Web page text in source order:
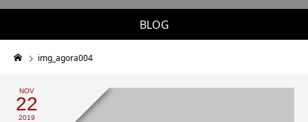
BLOG
img_agora004
NOV
22
2019